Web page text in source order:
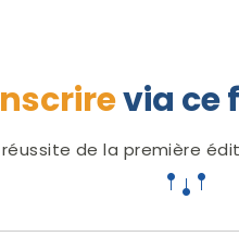
via ce
de la première